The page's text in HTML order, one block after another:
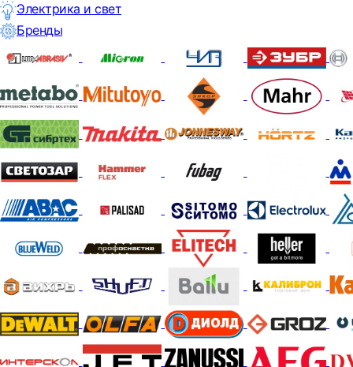
Электрика и свет
Бренды